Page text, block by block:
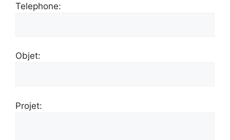
Telephone:
Objet:
Projet: